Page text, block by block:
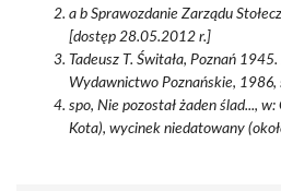
a b Sprawozdanie Zarządu
[dostęp 28.05.2012 r.]
Tadeusz T. Świtała, Poznań
Wydawnictwo Poznańskie, 1986,
spo, Nie pozostał żaden ślad...,
Kota), wycinek niedatowany